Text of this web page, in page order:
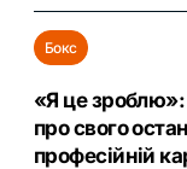
Бокс
«Я це
про свого
професійній